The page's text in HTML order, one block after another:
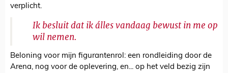
verplicht.
Ik besluit dat ik álles vandaag bewust in me op
wil nemen.
Beloning voor mijn figurantenrol: een rondleiding door de
Arena, nog voor de oplevering, en... op het veld bezig zijn